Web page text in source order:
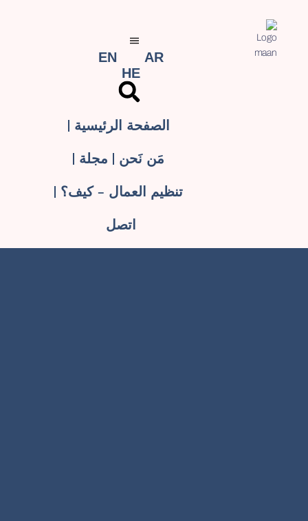
AR
EN
HE
الصفحة الرئيسية
مَن نَحن
مجلة
تنظيم العمال – كيف؟
اتصل